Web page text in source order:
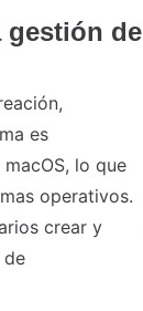
gestión de
es
lo que
operativos.
crear y
de